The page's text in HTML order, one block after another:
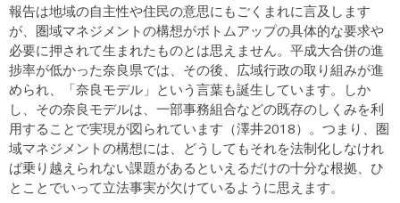
報告は地域の自主性や住民の意思にもごくまれに言及します
が、圏域マネジメントの構想がボトムアップの具体的な要求や
必要に押されて生まれたものとは思えません。平成大合併の進
捗率が低かった奈良県では、その後、広域行政の取り組みが進
められ、「奈良モデル」という言葉も誕生しています。しか
し、その奈良モデルは、一部事務組合などの既存のしくみを利
用することで実現が図られています（澤井2018）。つまり、圏
域マネジメントの構想には、どうしてもそれを法制化しなけれ
ば乗り越えられない課題があるといえるだけの十分な根拠、ひ
とことでいって立法事実が欠けているように思えます。